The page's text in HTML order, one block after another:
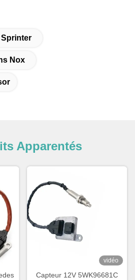
Sprinter
Nox
Apparentés
vidéo
Capteur 12V 5WK96681C